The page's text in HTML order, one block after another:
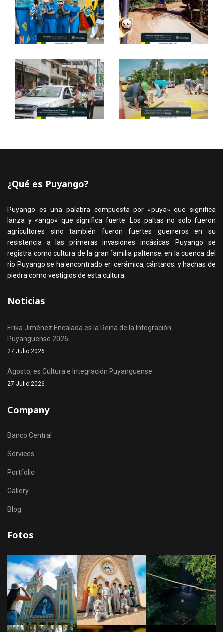
¿Qué es Puyango?
Puyango es una palabra compuesta por «puya» que significa
lanza y «ango» que significa fuerte. Los paltas no solo fueron
agricultores sino también fueron fuertes guerreros en su
resistencia a las primeras invasiones incásicas. Puyango se
registra como cultura de la gran familia paltense; en la cuenca del
rio Puyango se ha encontrado en cerámica, cántaros; y hachas de
piedra como vestigios de esta cultura.
Noticias
Erika Jiménez Encalada es la Reina de la Integración
Puyanguense 2026
27 Julio 2026
Agosto, es Cultura e Integración Puyanguense
27 Julio 2026
Company
Banco Central
Services
Portfolio
Gallery
Blog
Fotos